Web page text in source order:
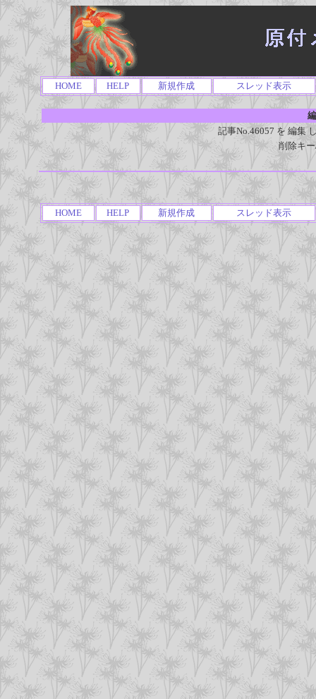
HOME HELP 新規作成 スレッド表示
記事No.46057 を 編集
削除キ
HOME HELP 新規作成 スレッド表示